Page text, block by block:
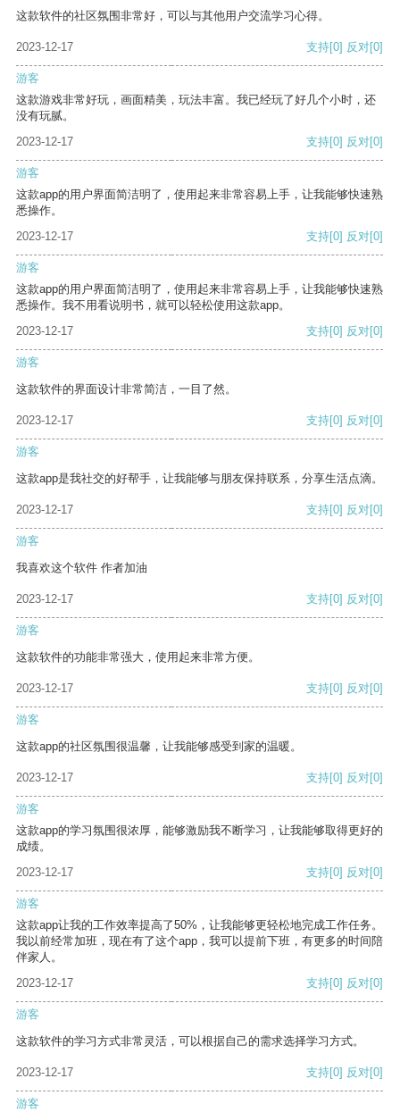
这款软件的社区氛围非常好，可以与其他用户交流学习心得。
2023-12-17 支持[0] 反对[0]
游客
这款游戏非常好玩，画面精美，玩法丰富。我已经玩了好几个小时，还
没有玩腻。
2023-12-17
支持[0] 反对[0]
游客
这款app的用户界面简洁明了，使用起来非常容易上手，让我能够快速熟
悉操作。
2023-12-17
支持[0] 反对[0]
游客
这款app的用户界面简洁明了，使用起来非常容易上手，让我能够快速熟
悉操作。我不用看说明书，就可以轻松使用这款app。
2023-12-17
支持[0] 反对[0]
游客
这款软件的界面设计非常简洁，一目了然。
2023-12-17 支持[0] 反对[0]
游客
这款app是我社交的好帮手，让我能够与朋友保持联系，分享生活点滴。
2023-12-17 支持[0] 反对[0]
游客
我喜欢这个软件 作者加油
2023-12-17 支持[0] 反对[0]
游客
这款软件的功能非常强大，使用起来非常方便。
2023-12-17 支持[0] 反对[0]
游客
这款app的社区氛围很温馨，让我能够感受到家的温暖。
2023-12-17 支持[0] 反对[0]
游客
这款app的学习氛围很浓厚，能够激励我不断学习，让我能够取得更好的
成绩。
2023-12-17
支持[0] 反对[0]
游客
这款app让我的工作效率提高了50%，让我能够更轻松地完成工作任务。
我以前经常加班，现在有了这个app，我可以提前下班，有更多的时间陪
伴家人。
2023-12-17
支持[0] 反对[0]
游客
这款软件的学习方式非常灵活，可以根据自己的需求选择学习方式。
2023-12-17 支持[0] 反对[0]
游客